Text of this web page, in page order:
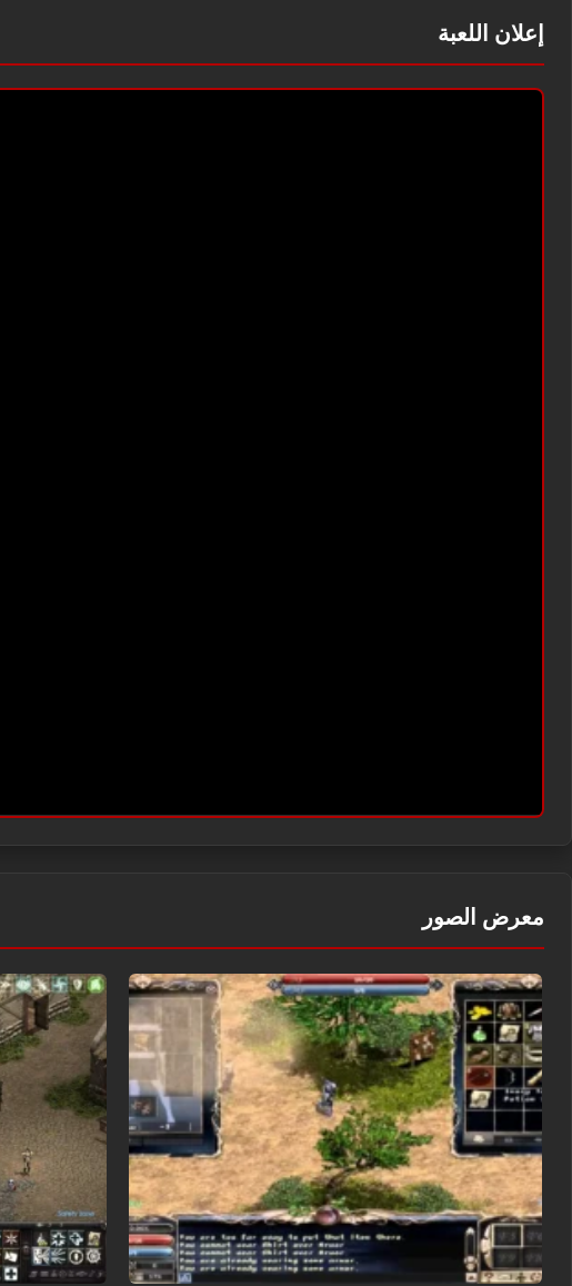
إعلان اللعبة
معرض الصور